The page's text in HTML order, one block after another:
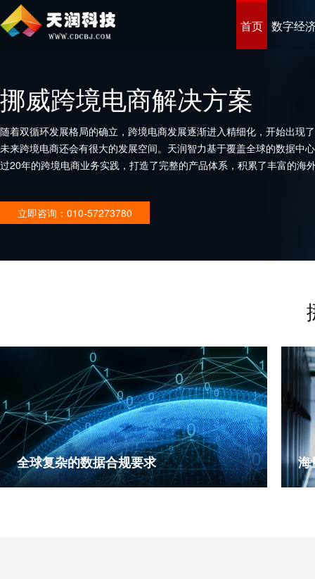
首页 数字经
挪威跨境电商解决方案
随着双循环发展格局的确立，跨境电商发展逐渐进入精细化，开始出现
未来跨境电商还会有很大的发展空间。天润智力基于覆盖全球的数据中
过20年的跨境电商业务实践，打造了完整的产品体系，积累了丰富的海
立即咨询：010-57273780
全球复杂的数据合规要求 海